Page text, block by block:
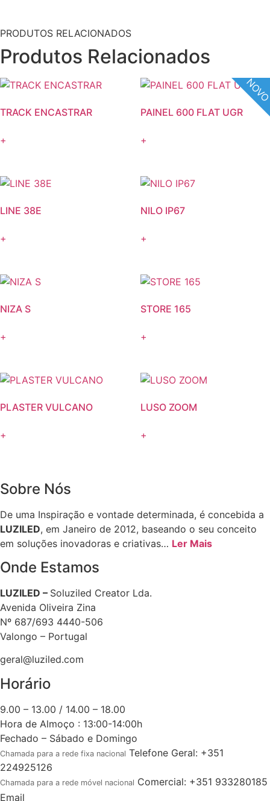
PRODUTOS RELACIONADOS
Produtos Relacionados
TRACK ENCASTRAR
+
PAINEL 600 FLAT UGR
+
LINE 38E
+
NILO IP67
+
NIZA S
+
STORE 165
+
PLASTER VULCANO
+
LUSO ZOOM
+
Sobre Nós
De uma Inspiração e vontade determinada, é concebida a
LUZILED, em Janeiro de 2012, baseando o seu conceito
em soluções inovadoras e criativas… Ler Mais
Onde Estamos
LUZILED – Soluziled Creator Lda.
Avenida Oliveira Zina
Nº 687/693 4440-506
Valongo – Portugal
geral@luziled.com
Horário
9.00 – 13.00 / 14.00 – 18.00
Hora de Almoço : 13:00-14:00h
Fechado – Sábado e Domingo
Chamada para a rede fixa nacional Telefone Geral: +351
224925126
Chamada para a rede móvel nacional Comercial: +351 933280185
Email